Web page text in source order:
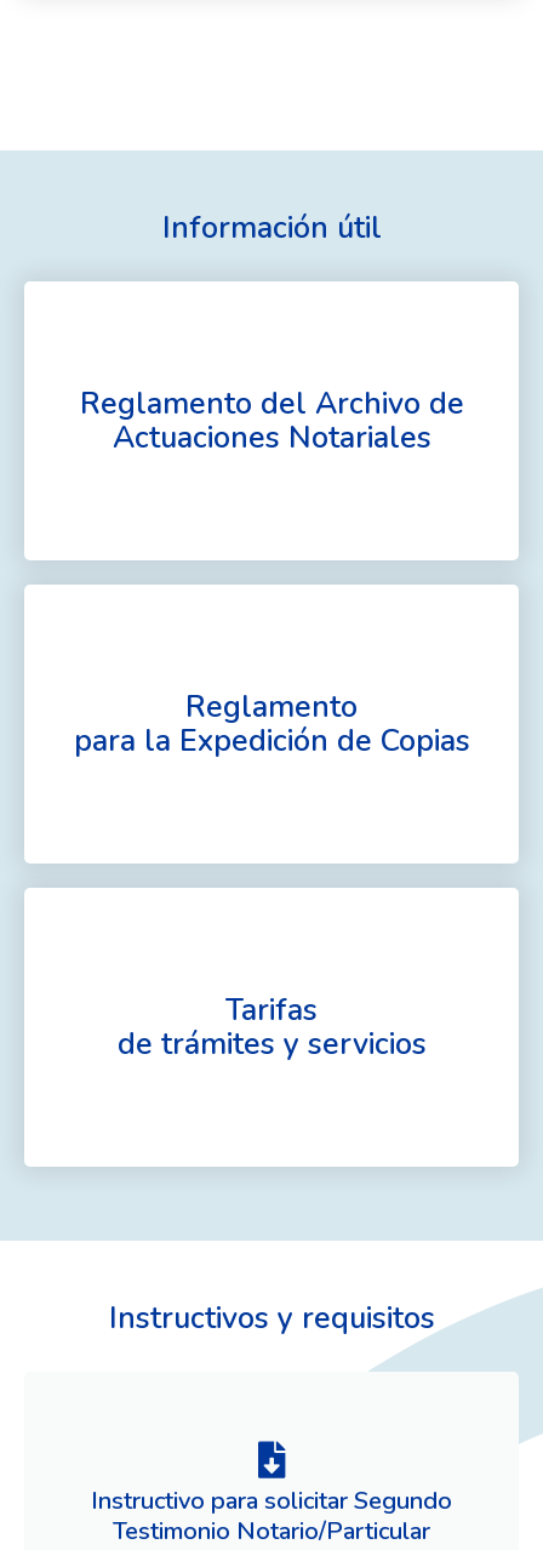
Información útil
Reglamento del Archivo de
Actuaciones Notariales
Reglamento
para la Expedición de Copias
Tarifas
de trámites y servicios
Instructivos y requisitos
Instructivo para solicitar Segundo
Testimonio Notario/Particular